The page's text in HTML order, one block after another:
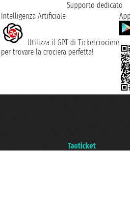
Supporto dedicato
Intelligenza Artificiale
Utilizza il GPT di Ticketcrociere
per trovare la crociera perfetta!
Taoticket